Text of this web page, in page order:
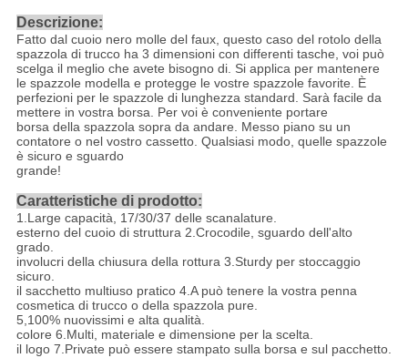
Descrizione:
Fatto dal cuoio nero molle del faux, questo caso del rotolo della
spazzola di trucco ha 3 dimensioni con differenti tasche, voi può
scelga il meglio che avete bisogno di. Si applica per mantenere
le spazzole modella e protegge le vostre spazzole favorite. È
perfezioni per le spazzole di lunghezza standard. Sarà facile da
mettere in vostra borsa. Per voi è conveniente portare
borsa della spazzola sopra da andare. Messo piano su un
contatore o nel vostro cassetto. Qualsiasi modo, quelle spazzole
è sicuro e sguardo
grande!
Caratteristiche di prodotto:
1.Large capacità, 17/30/37 delle scanalature.
esterno del cuoio di struttura 2.Crocodile, sguardo dell'alto
grado.
involucri della chiusura della rottura 3.Sturdy per stoccaggio
sicuro.
il sacchetto multiuso pratico 4.A può tenere la vostra penna
cosmetica di trucco o della spazzola pure.
5,100% nuovissimi e alta qualità.
colore 6.Multi, materiale e dimensione per la scelta.
il logo 7.Private può essere stampato sulla borsa e sul pacchetto.